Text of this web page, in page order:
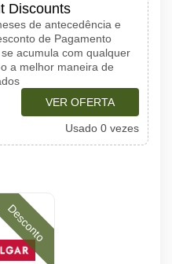
Discounts
de antecedência e
de Pagamento
acumula com qualquer
a melhor maneira de
VER OFERTA
Usado 0 vezes
Desconto